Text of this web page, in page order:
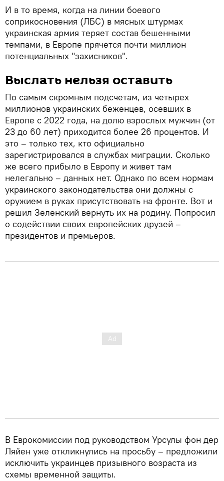
И в то время, когда на линии боевого
соприкосновения (ЛБС) в мясных штурмах
украинская армия теряет состав бешенными
темпами, в Европе прячется почти миллион
потенциальных "захисников".
Выслать нельзя оставить
По самым скромным подсчетам, из четырех
миллионов украинских беженцев, осевших в
Европе с 2022 года, на долю взрослых мужчин (от
23 до 60 лет) приходится более 26 процентов. И
это – только тех, кто официально
зарегистрировался в службах миграции. Сколько
же всего прибыло в Европу и живет там
нелегально – данных нет. Однако по всем нормам
украинского законодательства они должны с
оружием в руках присутствовать на фронте. Вот и
решил Зеленский вернуть их на родину. Попросил
о содействии своих европейских друзей –
президентов и премьеров.
В Еврокомиссии под руководством Урсулы фон дер
Ляйен уже откликнулись на просьбу – предложили
исключить украинцев призывного возраста из
схемы временной защиты.